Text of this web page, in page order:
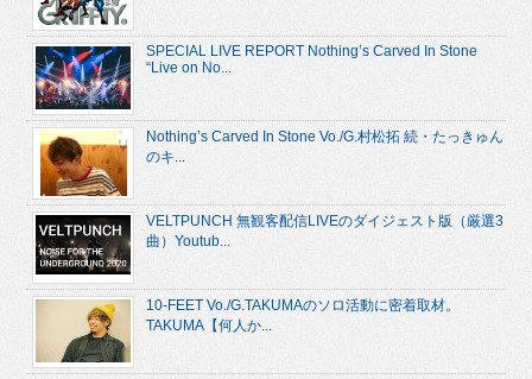
SPECIAL LIVE REPORT Nothing’s Carved In Stone
“Live on No...
Nothing’s Carved In Stone Vo./G.村松拓 続・たっきゅん
のキ...
VELTPUNCH 無観客配信LIVEのダイジェスト版（厳選3
曲）Youtub...
10-FEET Vo./G.TAKUMAのソロ活動に密着取材。
TAKUMA【何人か...